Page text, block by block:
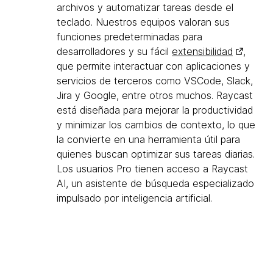
archivos y automatizar tareas desde el
teclado. Nuestros equipos valoran sus
funciones predeterminadas para
desarrolladores y su fácil extensibilidad
,
que permite interactuar con aplicaciones y
servicios de terceros como VSCode, Slack,
Jira y Google, entre otros muchos. Raycast
está diseñada para mejorar la productividad
y minimizar los cambios de contexto, lo que
la convierte en una herramienta útil para
quienes buscan optimizar sus tareas diarias.
Los usuarios Pro tienen acceso a Raycast
AI, un asistente de búsqueda especializado
impulsado por inteligencia artificial.